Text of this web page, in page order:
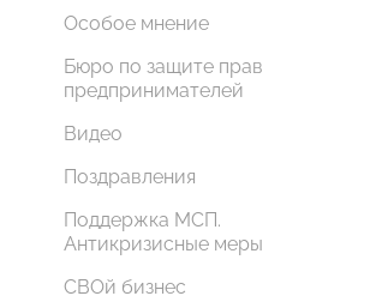
Особое мнение
Бюро по защите прав
предпринимателей
Видео
Поздравления
Поддержка МСП.
Антикризисные меры
СВОй бизнес